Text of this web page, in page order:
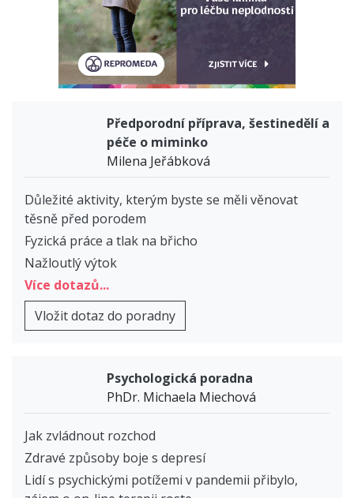
Předporodní příprava, šestinedělí a
péče o miminko
Milena Jeřábková
Důležité aktivity, kterým byste se měli věnovat
těsně před porodem
Fyzická práce a tlak na břicho
Nažloutlý výtok
Více dotazů...
Vložit dotaz do poradny
Psychologická poradna
PhDr. Michaela Miechová
Jak zvládnout rozchod
Zdravé způsoby boje s depresí
Lidí s psychickými potížemi v pandemii přibylo,